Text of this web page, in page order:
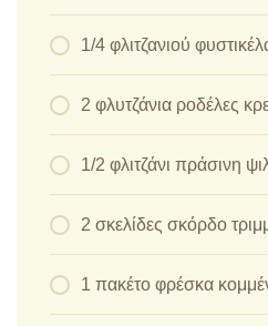
1/4 φλιτζανιού
2 φλυτζάνια ροδέλες
1/2 φλιτζάνι πράσινη
2 σκελίδες σκόρδο
1 πακέτο φρέσκα